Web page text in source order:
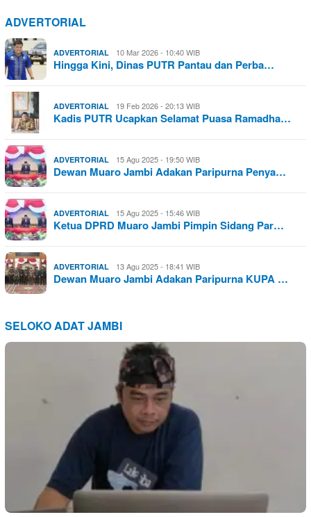
ADVERTORIAL
ADVERTORIAL 10 Mar 2026 - 10:40 WIB
Hingga Kini, Dinas PUTR Pantau dan Perba…
ADVERTORIAL 19 Feb 2026 - 20:13 WIB
Kadis PUTR Ucapkan Selamat Puasa Ramadha…
ADVERTORIAL 15 Agu 2025 - 19:50 WIB
Dewan Muaro Jambi Adakan Paripurna Penya…
ADVERTORIAL 15 Agu 2025 - 15:46 WIB
Ketua DPRD Muaro Jambi Pimpin Sidang Par…
ADVERTORIAL 13 Agu 2025 - 18:41 WIB
Dewan Muaro Jambi Adakan Paripurna KUPA …
SELOKO ADAT JAMBI